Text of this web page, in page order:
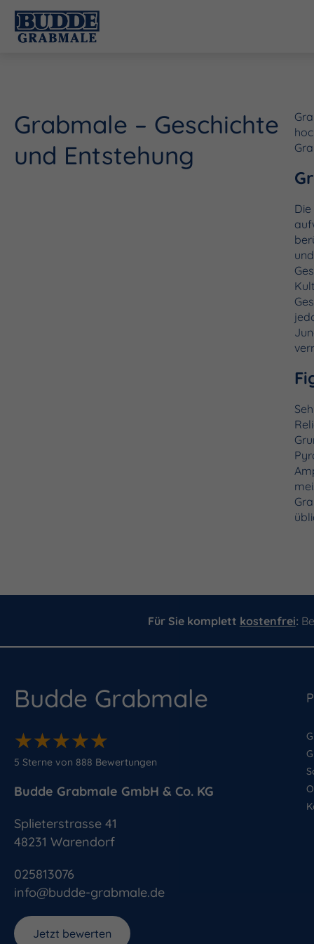
Grabmale – Geschichte
und Entstehung
Für Sie komplett kostenfrei:
Budde Grabmale
★★★★★
★★★★★
5 Sterne von 888 Bewertungen
Budde Grabmale GmbH & Co. KG
info@budde-grabmale.de
025813076
Splieterstrasse 41
48231 Warendorf
Jetzt bewerten